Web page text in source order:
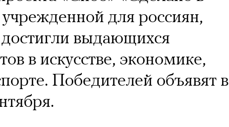
для россиян,
выдающихся
в искусстве, экономике,
Победителей объявят в